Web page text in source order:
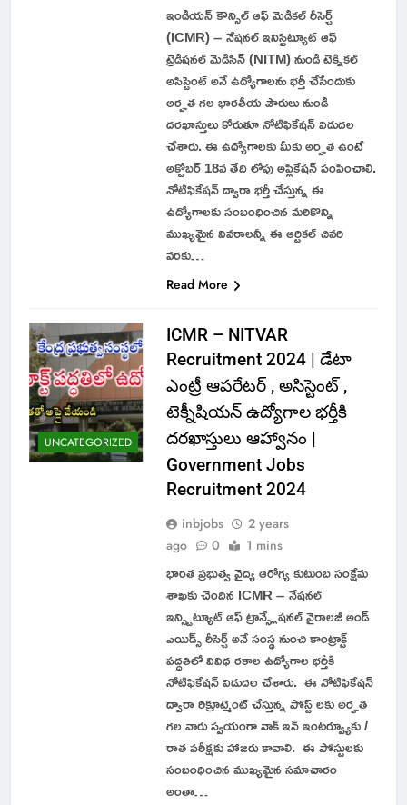
ఇండియన్ కౌన్సిల్ ఆఫ్ మెడికల్ రీసెర్చ్
(ICMR) – నేషనల్ ఇనిస్టిట్యూట్ ఆఫ్
ట్రెడిషనల్ మెడిసిన్ (NITM) నుండి టెక్నికల్
అసిస్టెంట్ అనే ఉద్యోగాలను భర్తీ చేసేందుకు
అర్హత గల భారతీయ పౌరులు నుండి
దరఖాస్తులు కోరుతూ నోటిఫికేషన్ విడుదల
చేశారు. ఈ ఉద్యోగాలకు మీకు అర్హత ఉంటే
అక్టోబర్ 18వ తేది లోపు అప్లికేషన్ పంపించాలి.
నోటిఫికేషన్ ద్వారా భర్తీ చేస్తున్న ఈ
ఉద్యోగాలకు సంబంధించిన మరికొన్ని
ముఖ్యమైన వివరాలన్నీ ఈ ఆర్టికల్ చివరి
వరకు…
Read More
UNCATEGORIZED
ICMR – NITVAR
Recruitment 2024 | డేటా
ఎంట్రీ ఆపరేటర్ , అసిస్టెంట్ ,
టెక్నీషియన్ ఉద్యోగాల భర్తీకి
దరఖాస్తులు ఆహ్వానం |
Government Jobs
Recruitment 2024
inbjobs
2 years
ago
0 1 mins
భారత ప్రభుత్వ వైద్య ఆరోగ్య కుటుంబ సంక్షేమ
శాఖకు చెందిన ICMR – నేషనల్
ఇన్స్టిట్యూట్ ఆఫ్ ట్రాన్స్లేషనల్ వైరాలజీ అండ్
ఎయిడ్స్ రీసెర్చ్ అనే సంస్థ నుంచి కాంట్రాక్ట్
పద్ధతిలో వివిధ రకాల ఉద్యోగాల భర్తీకి
నోటిఫికేషన్ విడుదల చేశారు. ఈ నోటిఫికేషన్
ద్వారా రిక్రూట్మెంట్ చేస్తున్న పోస్ట్ లకు అర్హత
గల వారు స్వయంగా వాక్ ఇన్ ఇంటర్వ్యూకు /
రాత పరీక్షకు హాజరు కావాలి. ఈ పోస్టులకు
సంబంధించిన ముఖ్యమైన సమాచారం
అంతా…